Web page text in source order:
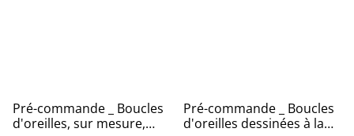
Pré-commande _ Boucles
d'oreilles, sur mesure,
Pré-commande _ Boucles
d'oreilles dessinées à la